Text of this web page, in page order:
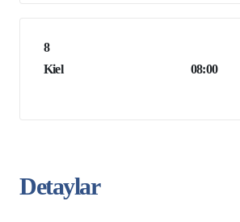
8
Kiel
08:00
Detaylar